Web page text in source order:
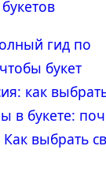
гид по
букет
как
в букете:
Как выбрать